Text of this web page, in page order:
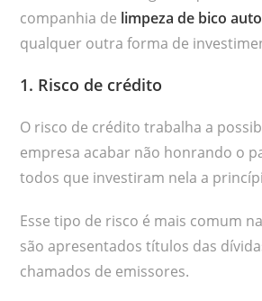
companhia de limpeza de bico
qualquer outra forma de
1. Risco de crédito
O risco de crédito trabalha a
empresa acabar não honrando o
todos que investiram nela a
Esse tipo de risco é mais comum
são apresentados títulos das
chamados de emissores.